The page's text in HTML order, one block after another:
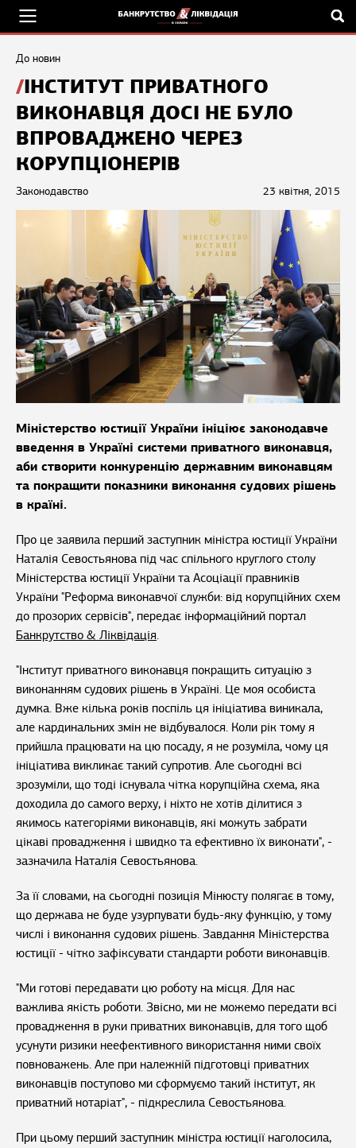
До новин
ІНСТИТУТ ПРИВАТНОГО
ВИКОНАВЦЯ ДОСІ НЕ БУЛО
ВПРОВАДЖЕНО ЧЕРЕЗ
КОРУПЦІОНЕРІВ
23 квітня, 2015
Законодавство
Міністерство юстиції України ініціює законодавче
введення в Україні системи приватного виконавця,
аби створити конкуренцію державним виконавцям
та покращити показники виконання судових рішень
в країні.
Про це заявила перший заступник міністра юстиції України
Наталія Севостьянова під час спільного круглого столу
Міністерства юстиції України та Асоціації правників
України "Реформа виконавчої служби: від корупційних схем
до прозорих сервісів", передає інформаційний портал
Банкрутство & Ліквідація.
"Інститут приватного виконавця покращить ситуацію з
виконанням судових рішень в Україні. Це моя особиста
думка. Вже кілька років поспіль ця ініціатива виникала,
але кардинальних змін не відбувалося. Коли рік тому я
прийшла працювати на цю посаду, я не розуміла, чому ця
ініціатива викликає такий супротив. Але сьогодні всі
зрозуміли, що тоді існувала чітка корупційна схема, яка
доходила до самого верху, і ніхто не хотів ділитися з
якимось категоріями виконавців, які можуть забрати
цікаві провадження і швидко та ефективно їх виконати", -
зазначила Наталія Севостьянова.
За її словами, на сьогодні позиція Мінюсту полягає в тому,
що держава не буде узурпувати будь-яку функцію, у тому
числі і виконання судових рішень. Завдання Міністерства
юстиції - чітко зафіксувати стандарти роботи виконавців.
"Ми готові передавати цю роботу на місця. Для нас
важлива якість роботи. Звісно, ми не можемо передати всі
провадження в руки приватних виконавців, для того щоб
усунути ризики неефективного використання ними своїх
повноважень. Але при належній підготовці приватних
виконавців поступово ми сформуємо такий інститут, як
приватний нотаріат", - підкреслила Севостьянова.
При цьому перший заступник міністра юстиції наголосила,